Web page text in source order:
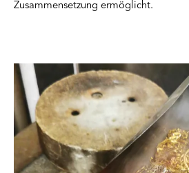
Zusammensetzung ermöglicht.